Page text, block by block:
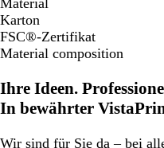
Material
Karton
FSC®-Zertifikat
Material composition
Ihre Ideen.
In bewährter
Wir sind für Sie da – bei